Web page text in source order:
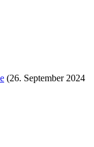
(26. September 2024